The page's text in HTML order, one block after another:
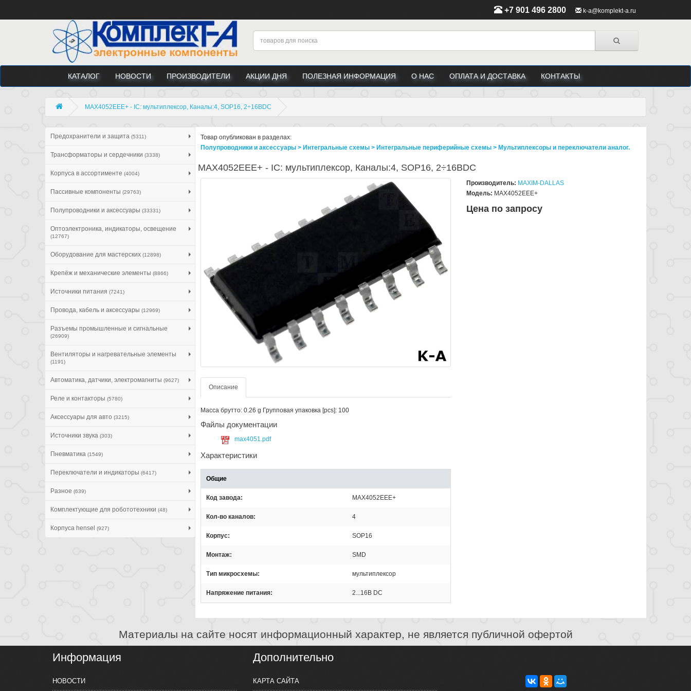
+7 901 496 2800 k-a@komplekt-a.ru
КАТАЛОГ НОВОСТИ ПРОИЗВОДИТЕЛИ АКЦИИ ДНЯ ПОЛЕЗНАЯ ИНФОРМАЦИЯ О НАС ОПЛАТА И ДОСТАВКА КОНТАКТЫ
MAX4052EEE+ - IC: мультиплексор, Каналы:4, SOP16, 2÷16ВDC
Предохранители и защита (5311)
Трансформаторы и сердечники (3338)
Корпуса в ассортименте (4004)
Пассивные компоненты (29763)
Полупроводники и аксессуары (33331)
Оптоэлектроника, индикаторы, освещение
(12767)
Оборудование для мастерских (12898)
Крепёж и механические элементы (8866)
Источники питания (7241)
Провода, кабель и аксессуары (12969)
Разъемы промышленные и сигнальные
(26909)
Вентиляторы и нагревательные элементы
(1191)
Автоматика, датчики, электромагниты (9627)
Реле и контакторы (5780)
Аксессуары для авто (3215)
Источники звука (303)
Пневматика (1549)
Переключатели и индикаторы (6417)
Разное (639)
Комплектующие для робототехники (48)
Корпуса hensel (927)
Товар опубликован в разделах:
Полупроводники и аксессуары > Интегральные схемы > Интегральные периферийные схемы > Мультиплексоры и переключатели аналог.
MAX4052EEE+ - IC: мультиплексор, Каналы:4, SOP16, 2÷16ВDC
Описание
Масса брутто: 0.26 g Групповая упаковка [pcs]: 100
Файлы документации
max4051.pdf
Характеристики
Общие
Код завода MAX4052EEE+
Кол-во каналов 4
Корпус SOP16
Монтаж SMD
Тип микросхемы мультиплексор
Напряжение питания 2...16В DC
Производитель: MAXIM-DALLAS
Модель: MAX4052EEE+
Цена по запросу
Материалы на сайте носят информационный характер, не является публичной офертой
Информация
НОВОСТИ
Дополнительно
КАРТА САЙТА